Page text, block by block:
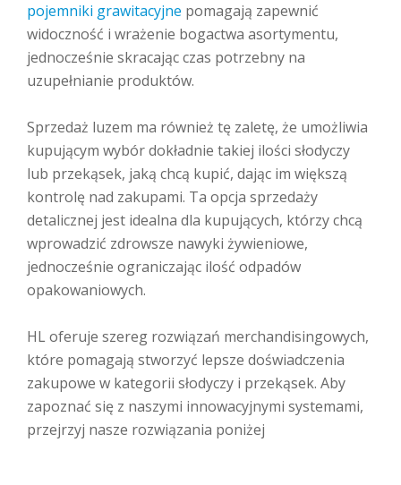
pojemniki grawitacyjne pomagają zapewnić
widoczność i wrażenie bogactwa asortymentu,
jednocześnie skracając czas potrzebny na
uzupełnianie produktów.
Sprzedaż luzem ma również tę zaletę, że umożliwia
kupującym wybór dokładnie takiej ilości słodyczy
lub przekąsek, jaką chcą kupić, dając im większą
kontrolę nad zakupami. Ta opcja sprzedaży
detalicznej jest idealna dla kupujących, którzy chcą
wprowadzić zdrowsze nawyki żywieniowe,
jednocześnie ograniczając ilość odpadów
opakowaniowych.
HL oferuje szereg rozwiązań merchandisingowych,
które pomagają stworzyć lepsze doświadczenia
zakupowe w kategorii słodyczy i przekąsek. Aby
zapoznać się z naszymi innowacyjnymi systemami,
przejrzyj nasze rozwiązania poniżej